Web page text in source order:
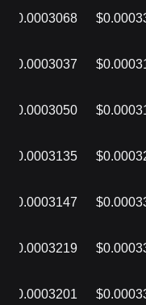
$0.0003068
$0.0003037
$0.0003050
$0.0003135
$0.0003147
$0.0003219
$0.0003201